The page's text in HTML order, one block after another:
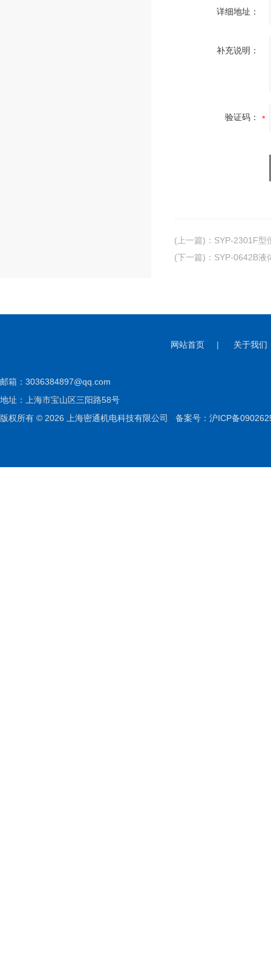
详细地址：
补充说明：
验证码：
(上一篇) ： SYP-2301F型
(下一篇) ： SYP-0642B液
网站首页 | 关于我们
邮箱： 3036384897@qq.com
地址：上海市宝山区三阳路58号
版权所有 © 2026 上海密通机电科技有限公司 备案号：沪ICP备